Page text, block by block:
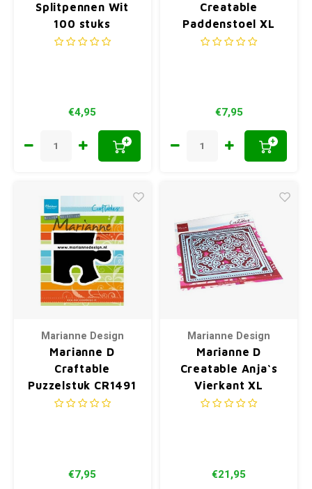
Splitpennen Wit
100 stuks
€4,95
+
Creatable
Paddenstoel XL
LR0770
€7,95
+
Marianne Design
Marianne D
Craftable
Puzzelstuk CR1491
83x73.5 mm
€7,95
Marianne Design
Marianne D
Creatable Anja‘s
Vierkant XL
LR0692
€21,95